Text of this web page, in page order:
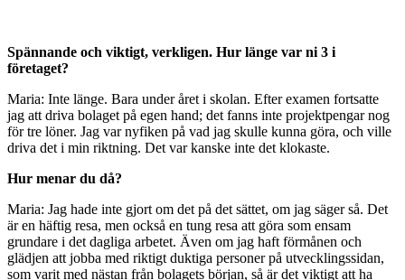
Spännande och viktigt, verkligen. Hur länge var ni 3 i
företaget?
Maria: Inte länge. Bara under året i skolan. Efter examen fortsatte
jag att driva bolaget på egen hand; det fanns inte projektpengar nog
för tre löner. Jag var nyfiken på vad jag skulle kunna göra, och ville
driva det i min riktning. Det var kanske inte det klokaste.
Hur menar du då?
Maria: Jag hade inte gjort om det på det sättet, om jag säger så. Det
är en häftig resa, men också en tung resa att göra som ensam
grundare i det dagliga arbetet. Även om jag haft förmånen och
glädjen att jobba med riktigt duktiga personer på utvecklingssidan,
som varit med nästan från bolagets början, så är det viktigt att ha